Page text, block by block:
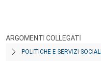
ARGOMENTI COLLEGATI
POLITICHE E SERVIZI SOCIALI